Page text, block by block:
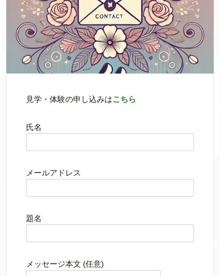
見学・体験の申し込みはこちら
氏名
メールアドレス
題名
メッセージ本文 (任意)